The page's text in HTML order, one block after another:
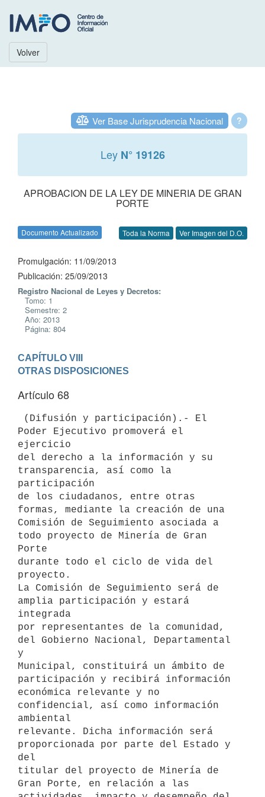
Volver
?
Ver Base Jurisprudencia Nacional
Ley N° 19126
APROBACION DE LA LEY DE MINERIA DE GRAN
PORTE
Documento Actualizado Toda la Norma Ver Imagen del D.O.
Promulgación: 11/09/2013
Publicación: 25/09/2013
Registro Nacional de Leyes y Decretos:
Tomo: 1
Semestre: 2
Año: 2013
Página: 804
CAPÍTULO VIII
OTRAS DISPOSICIONES
Artículo 68
Poder Ejecutivo promoverá el
ejercicio
del derecho a la información y su
transparencia, así como la
participación
de los ciudadanos, entre otras
formas, mediante la creación de una
Comisión de Seguimiento asociada a
todo proyecto de Minería de Gran
Porte
durante todo el ciclo de vida del
proyecto.
La Comisión de Seguimiento será de
amplia participación y estará
integrada
por representantes de la comunidad,
del Gobierno Nacional, Departamental
y
Municipal, constituirá un ámbito de
participación y recibirá información
económica relevante y no
confidencial, así como información
ambiental
relevante. Dicha información será
proporcionada por parte del Estado y
del
titular del proyecto de Minería de
Gran Porte, en relación a las